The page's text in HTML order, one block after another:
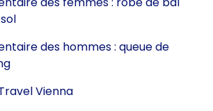
des hommes : queue de
Vienna